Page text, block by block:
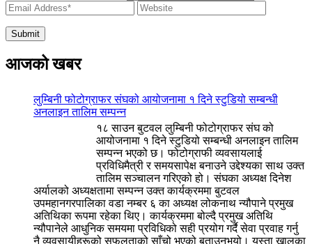
आजको खबर
लुम्बिनी फोटोग्राफर संघको आयोजनामा १ दिने स्टुडियो सम्बन्धी
अनलाइन तालिम सम्पन्न
१८ साउन बुटवल लुम्बिनी फोटोग्राफर संघ को
आयोजनामा १ दिने स्टुडियो सम्बन्धी अनलाइन तालिम
सम्पन्न भएको छ। फोटोग्राफी व्यवसायलाई
प्रविधिमैत्री र समयसापेक्ष बनाउने उद्देश्यका साथ उक्त
तालिम सञ्चालन गरिएको हो। संघका अध्यक्ष दिनेश
अर्यालको अध्यक्षतामा सम्पन्न उक्त कार्यक्रममा बुटवल
उपमहानगरपालिका वडा नम्बर ६ का अध्यक्ष लोकनाथ न्यौपाने प्रमुख
अतिथिका रूपमा रहेका थिए। कार्यक्रममा बोल्दै प्रमुख अतिथि
न्यौपानेले आधुनिक समयमा प्रविधिको सही प्रयोग गर्दै सेवा प्रवाह गर्नु
नै व्यवसायीहरूको सफलताको साँचो भएको बताउनुभयो। यस्ता खालका